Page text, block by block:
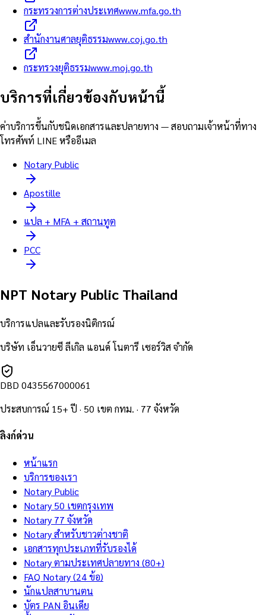
กระทรวงการต่างประเทศwww.mfa.go.th
สำนักงานศาลยุติธรรมwww.coj.go.th
กระทรวงยุติธรรมwww.moj.go.th
บริการที่เกี่ยวข้องกับหน้านี้
ค่าบริการขึ้นกับชนิดเอกสารและปลายทาง — สอบถามเจ้าหน้าที่ทาง
โทรศัพท์ LINE หรืออีเมล
Notary Public
Apostille
แปล + MFA + สถานทูต
PCC
NPT Notary Public Thailand
บริการแปลและรับรองนิติกรณ์
บริษัท เอ็นวายซี ลีเกิล แอนด์ โนตารี เซอร์วิส จำกัด
DBD 0435567000061
ประสบการณ์ 15+ ปี · 50 เขต กทม. · 77 จังหวัด
ลิงก์ด่วน
หน้าแรก
บริการของเรา
Notary Public
Notary 50 เขตกรุงเทพ
Notary 77 จังหวัด
Notary สำหรับชาวต่างชาติ
เอกสารทุกประเภทที่รับรองได้
Notary ตามประเทศปลายทาง (80+)
FAQ Notary (24 ข้อ)
นักแปลสาบานตน
บัตร PAN อินเดีย